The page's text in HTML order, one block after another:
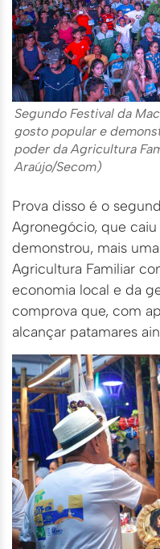
Segundo Festival da
gosto popular e
poder da Agricultura
Araújo/Secom)
Prova disso é o
Agronegócio, que
demonstrou, mais
Agricultura Familiar
economia local e da
comprova que, com
alcançar patamares